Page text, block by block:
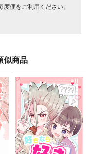
便をご利用ください。
似商品